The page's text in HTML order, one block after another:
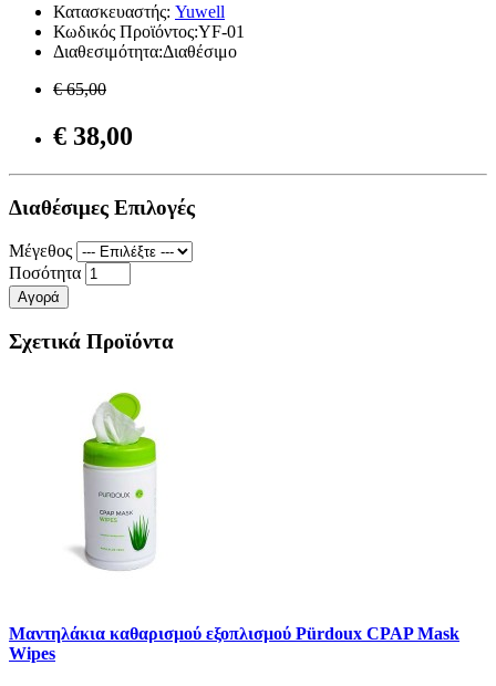
Κατασκευαστής: Yuwell
Κωδικός Προϊόντος:YF-01
Διαθεσιμότητα:Διαθέσιμο
€ 65,00
€ 38,00
Διαθέσιμες Επιλογές
Μέγεθος
Ποσότητα
Αγορά
Σχετικά Προϊόντα
Μαντηλάκια καθαρισμού εξοπλισμού Pürdoux CPAP Mask
Wipes